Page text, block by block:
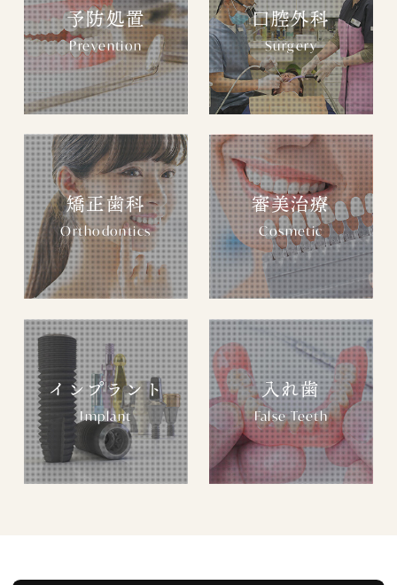
予防処置
Prevention
口腔外科
Surgery
矯正歯科
Orthodontics
審美治療
Cosmetic
インプラント
Implant
入れ歯
False Teeth